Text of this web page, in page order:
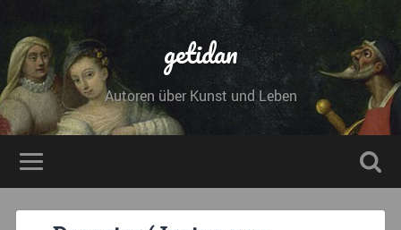
getidan
Autoren über Kunst und Leben